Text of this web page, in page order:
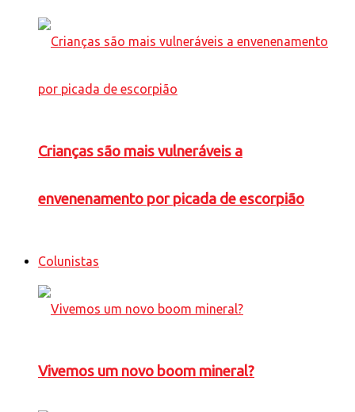
Crianças são mais vulneráveis a
envenenamento por picada de escorpião
Colunistas
Vivemos um novo boom mineral?